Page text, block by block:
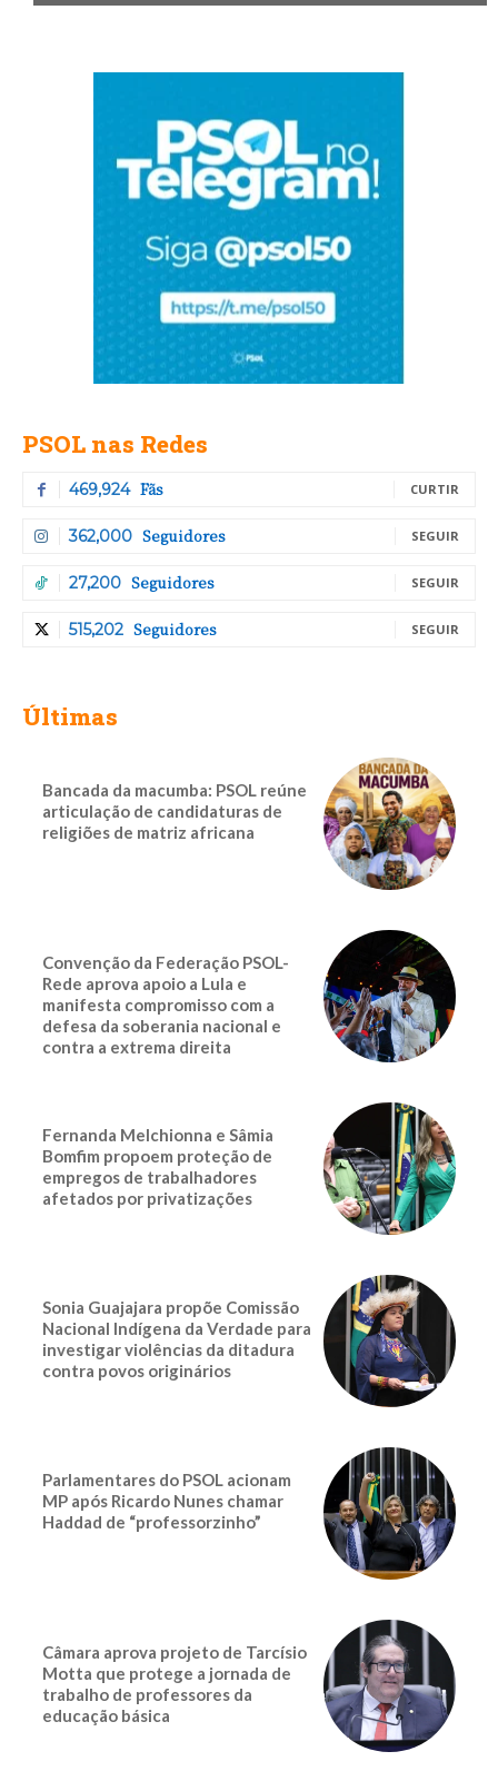
PSOL nas Redes
469,924 Fãs CURTIR
362,000 Seguidores SEGUIR
27,200 Seguidores SEGUIR
515,202 Seguidores SEGUIR
Últimas
Bancada da macumba: PSOL reúne
articulação de candidaturas de
religiões de matriz africana
Convenção da Federação PSOL-
Rede aprova apoio a Lula e
manifesta compromisso com a
defesa da soberania nacional e
contra a extrema direita
Fernanda Melchionna e Sâmia
Bomfim propoem proteção de
empregos de trabalhadores
afetados por privatizações
Sonia Guajajara propõe Comissão
Nacional Indígena da Verdade para
investigar violências da ditadura
contra povos originários
Parlamentares do PSOL acionam
MP após Ricardo Nunes chamar
Haddad de “professorzinho”
Câmara aprova projeto de Tarcísio
Motta que protege a jornada de
trabalho de professores da
educação básica